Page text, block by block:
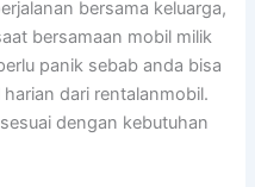
bersama keluarga,
bersamaan mobil milik
panik sebab anda bisa
dari rentalanmobil.
dengan kebutuhan